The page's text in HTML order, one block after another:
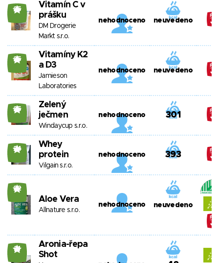
25
Vitamín C v
prášku
DM Drogerie
Markt s.r.o.
nehodnoceno neuvedeno
25
Vitamíny K2
a D3
Jamieson
Laboratories
nehodnoceno neuvedeno
25
Zelený
ječmen
Windaycup s.r.o.
nehodnoceno 301
24
Whey
protein
Vilgain s.r.o.
nehodnoceno 393
22
Aloe Vera
Allnature s.r.o.
nehodnoceno neuvedeno
21
Aronia-řepa
Shot